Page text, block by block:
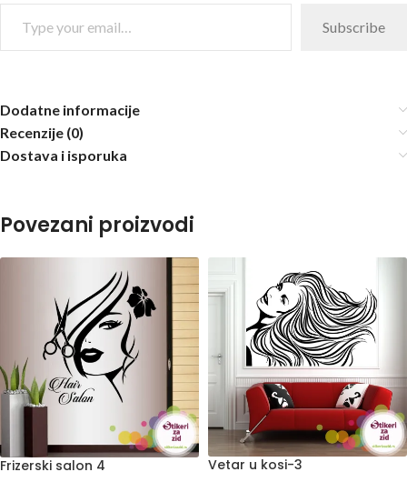
Subscribe
Dodatne informacije
Recenzije (0)
Dostava i isporuka
Povezani proizvodi
Frizerski salon 4 Vetar u kosi-3